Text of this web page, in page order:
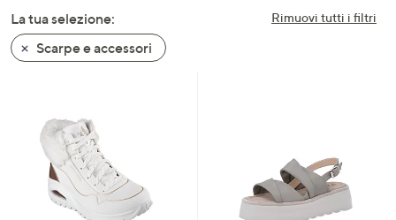
oppure
scorri
a
destra
dispositivi
touch
Rimuovi tutti i filtri
La tua selezione:
Scarpe e accessori